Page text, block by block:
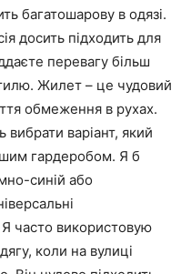
багатошарову в одязі.
досить підходить для
перевагу більш
Жилет – це чудовий
обмеження в рухах.
варіант, який
гардеробом. Я б
синій або
Я часто використовую
коли на вулиці